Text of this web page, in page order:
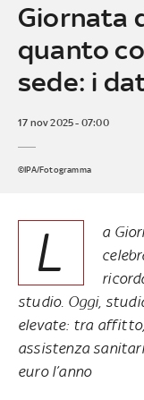
Giornata
quanto
sede: i
17 nov 2025 - 07:00
©IPA/Fotogramma
L
a
studio. Oggi,
elevate: tra
assistenza
euro l’anno